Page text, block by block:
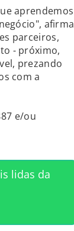
aprendemos
afirma
parceiros,
- próximo,
prezando
com a
e/ou
lidas da